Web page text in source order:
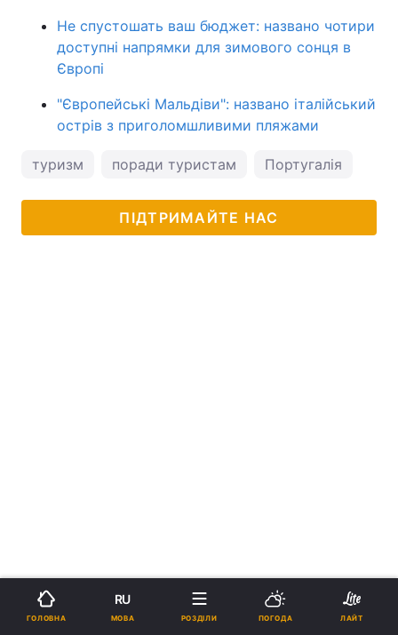
Не спустошать ваш бюджет: названо чотири
доступні напрямки для зимового сонця в
Європі
"Європейські Мальдіви": названо італійський
острів з приголомшливими пляжами
туризм поради туристам Португалія
ПІДТРИМАЙТЕ НАС
ГОЛОВНА
RU
МОВА РОЗДІЛИ ПОГОДА ЛАЙТ